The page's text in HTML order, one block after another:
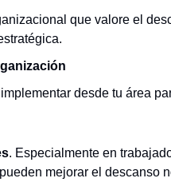
que valore el
desde tu área
. Especialmente en
mejorar el descanso